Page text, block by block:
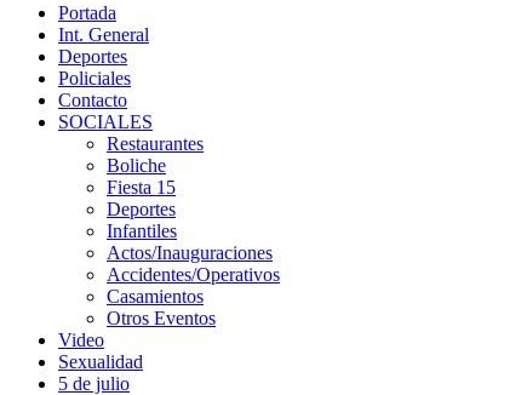
Portada
Int. General
Deportes
Policiales
Contacto
SOCIALES
Restaurantes
Boliche
Fiesta 15
Deportes
Infantiles
Actos/Inauguraciones
Accidentes/Operativos
Casamientos
Otros Eventos
Video
Sexualidad
5 de julio